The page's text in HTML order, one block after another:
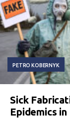
PETRO KOBERNYK
Sick
Epidemics